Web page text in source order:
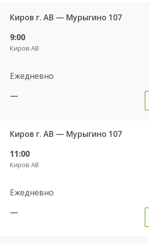
Киров г. АВ — Мурыгино 107
9:00
Киров АВ
Ежедневно
—
Киров г. АВ — Мурыгино 107
11:00
Киров АВ
Ежедневно
—